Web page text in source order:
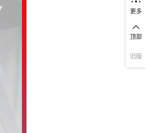
更多
顶部
旧版